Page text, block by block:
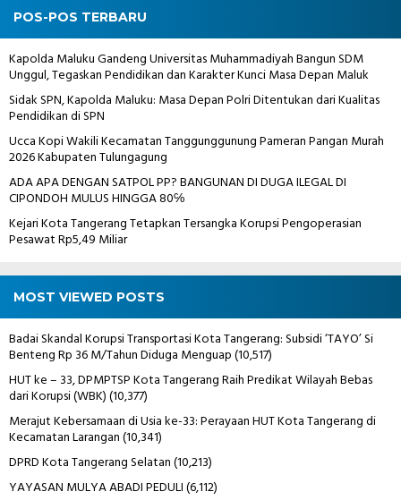
POS-POS TERBARU
Kapolda Maluku Gandeng Universitas Muhammadiyah Bangun SDM
Unggul, Tegaskan Pendidikan dan Karakter Kunci Masa Depan Maluk
Sidak SPN, Kapolda Maluku: Masa Depan Polri Ditentukan dari Kualitas
Pendidikan di SPN
Ucca Kopi Wakili Kecamatan Tanggunggunung Pameran Pangan Murah
2026 Kabupaten Tulungagung
ADA APA DENGAN SATPOL PP? BANGUNAN DI DUGA ILEGAL DI
CIPONDOH MULUS HINGGA 80℅
Kejari Kota Tangerang Tetapkan Tersangka Korupsi Pengoperasian
Pesawat Rp5,49 Miliar
MOST VIEWED POSTS
Badai Skandal Korupsi Transportasi Kota Tangerang: Subsidi ‘TAYO’ Si
Benteng Rp 36 M/Tahun Diduga Menguap(10,517)
HUT ke – 33, DPMPTSP Kota Tangerang Raih Predikat Wilayah Bebas
dari Korupsi (WBK)(10,377)
Merajut Kebersamaan di Usia ke-33: Perayaan HUT Kota Tangerang di
Kecamatan Larangan(10,341)
DPRD Kota Tangerang Selatan(10,213)
YAYASAN MULYA ABADI PEDULI(6,112)